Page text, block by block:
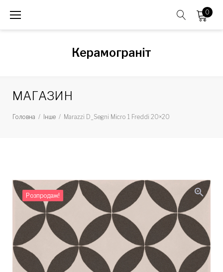
0
Керамограніт
МАГАЗИН
Головна / Інше / Marazzi D_Segni Micro 1 Freddi 20×20
Розпродаж! zoom_in